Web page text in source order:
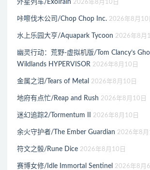
外星列车/ExoTrain 2026年8月10日
咔嚓伐木公司/Chop Chop Inc. 2026年8月10
水上乐园大亨/Aquapark Tycoon 2026年8月
幽灵行动：荒野-虚拟机版/Tom Clancy’s
Wildlands HYPERVISOR 2026年8月10日
金属之泪/Tears of Metal 2026年8月10日
地府有点忙/Reap and Rush 2026年8月10日
迷幻追踪2/Tormentum II 2026年8月10日
余火守护者/The Ember Guardian 2026年8月
符文之骰/Rune Dice 2026年8月10日
赛博女修/Idle Immortal Sentinel 2026年8月6